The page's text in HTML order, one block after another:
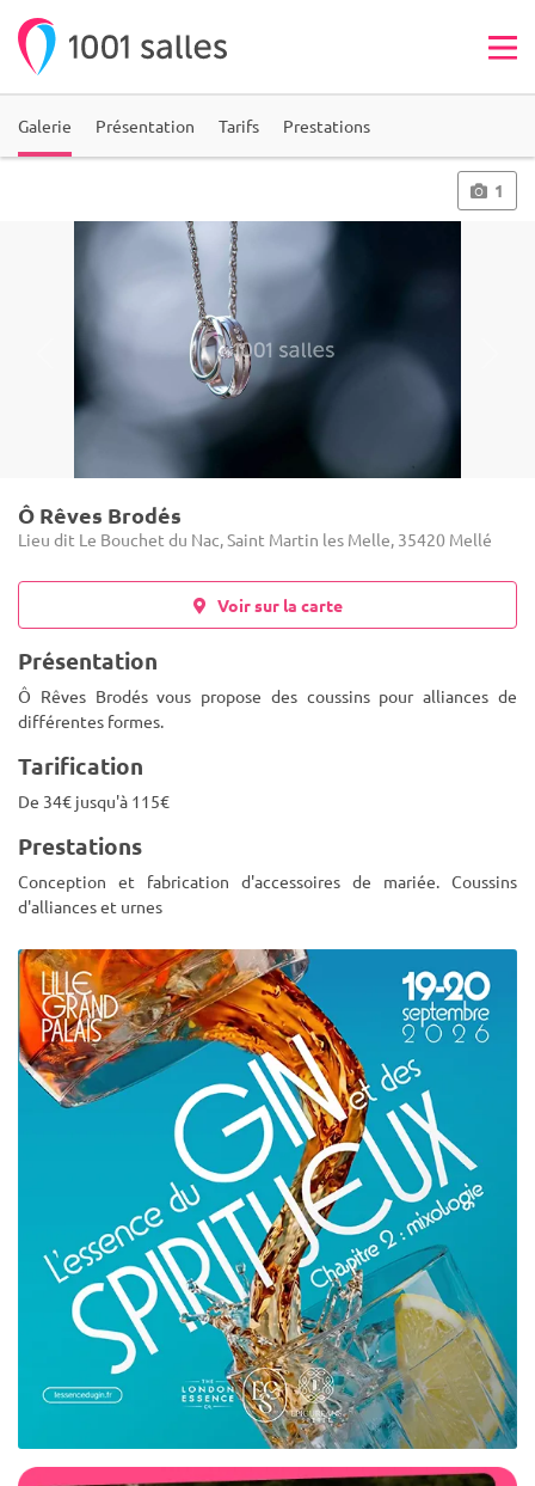
Galerie Présentation Tarifs Prestations
1
Ô Rêves Brodés
Lieu dit Le Bouchet du Nac, Saint Martin les Melle, 35420 Mellé
Voir sur la carte
Présentation
Ô Rêves Brodés vous propose des coussins pour alliances de
différentes formes.
Tarification
De 34€ jusqu'à 115€
Prestations
Conception et fabrication d'accessoires de mariée. Coussins
d'alliances et urnes